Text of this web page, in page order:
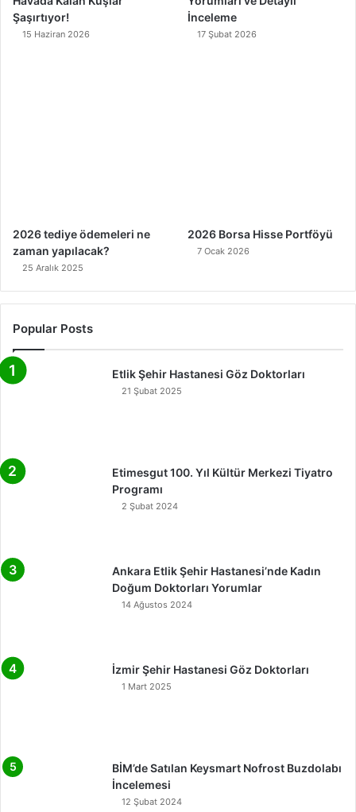
Şaşırtıyor!
15 Haziran 2026
İnceleme
17 Şubat 2026
2026 tediye ödemeleri ne
zaman yapılacak?
25 Aralık 2025
2026 Borsa Hisse Portföyü
7 Ocak 2026
Popular Posts
Etlik Şehir Hastanesi Göz Doktorları
21 Şubat 2025
Etimesgut 100. Yıl Kültür Merkezi Tiyatro
Programı
2 Şubat 2024
Ankara Etlik Şehir Hastanesi’nde Kadın
Doğum Doktorları Yorumlar
14 Ağustos 2024
İzmir Şehir Hastanesi Göz Doktorları
1 Mart 2025
BİM’de Satılan Keysmart Nofrost Buzdolabı
İncelemesi
12 Şubat 2024